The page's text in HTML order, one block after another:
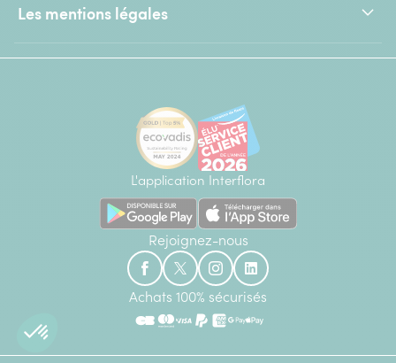
Les mentions légales
L'application Interflora
Rejoignez-nous
Achats 100% sécurisés